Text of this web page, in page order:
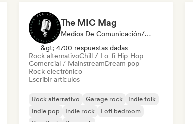
The MIC Mag
Medios De Comunicación/Periodista
&gt; 4700 respuestas dadas
Rock alternativoChill / Lo-fi Hip-Hop
Comercial / MainstreamDream pop
Rock electrónico
Escribir artículos
Rock alternativo Garage rock
Indie folk
Indie pop
Indie rock
Lofi bedroom